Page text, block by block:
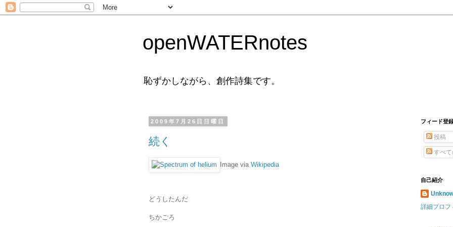
openWATERnotes
恥ずかしながら、創作詩集です。
2009年7月26日日曜日
続く
Image via Wikipedia
どうしたんだ
ちかごろ
フィード登
投稿
すべて
自己紹介
詳細プロフ